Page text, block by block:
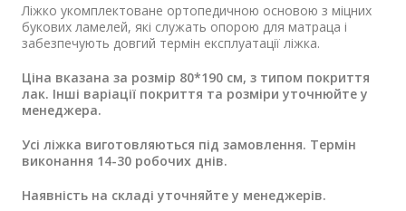
Ліжко укомплектоване ортопедичною основою з міцних
букових ламелей, які служать опорою для матраца і
забезпечують довгий термін експлуатації ліжка.
Ціна вказана за розмір 80*190 см, з типом покриття
лак. Інші варіації покриття та розміри уточнюйте у
менеджера.
Усі ліжка виготовляються під замовлення. Термін
виконання 14-30 робочих днів.
Наявність на складі уточняйте у менеджерів.